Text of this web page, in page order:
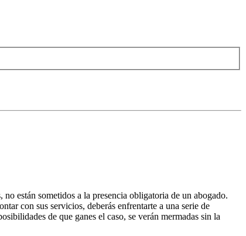
están sometidos a la presencia obligatoria de un abogado.
con sus servicios, deberás enfrentarte a una serie de
de que ganes el caso, se verán mermadas sin la